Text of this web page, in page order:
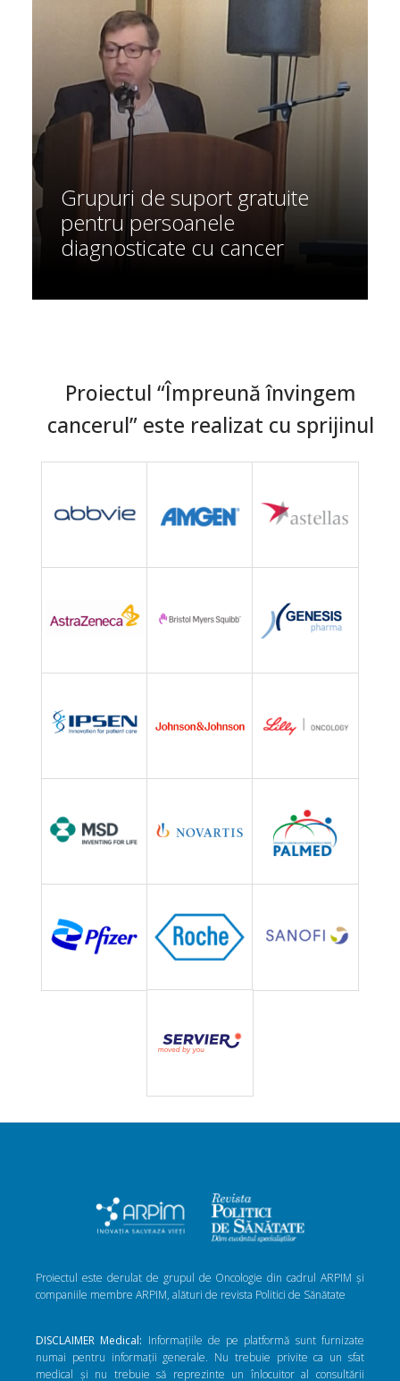
Grupuri de suport gratuite
pentru persoanele
diagnosticate cu cancer
Proiectul “Împreună învingem
cancerul” este realizat cu sprijinul
Proiectul este derulat de grupul de Oncologie din cadrul ARPIM și
companiile membre ARPIM, alături de revista Politici de Sănătate
DISCLAIMER Medical: Informațiile de pe platformă sunt furnizate
numai pentru informații generale. Nu trebuie privite ca un sfat
medical și nu trebuie să reprezinte un înlocuitor al consultării